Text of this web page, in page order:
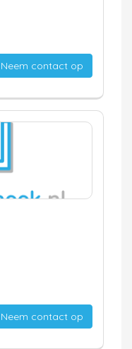
Neem contact op
Neem contact op